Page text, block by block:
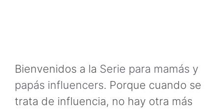
Bienvenidos a la Serie para mamás y
papás influencers. Porque cuando se
trata de influencia, no hay otra más